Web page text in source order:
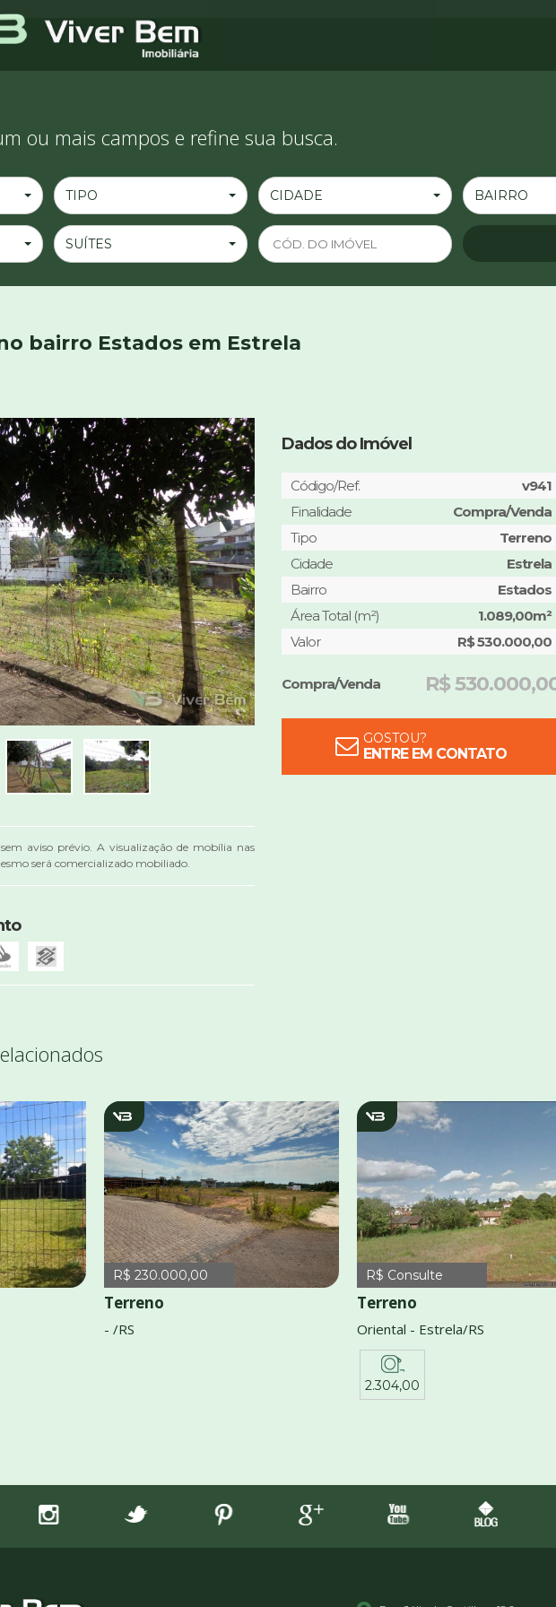
ou mais campos e refine sua busca.
TIPO CIDADE BAIRRO
SUÍTES
bairro Estados em Estrela
aviso prévio. A visualização de mobília nas
será comercializado mobiliado.
Dados do Imóvel
Código/Ref.
v941
Finalidade
Compra/Venda
Tipo
Terreno
Cidade
Estrela
Bairro
Estados
Área Total (m²)
1.089,00m²
Valor
R$ 530.000,00
Compra/Venda R$
GOSTOU?
ENTRE EM CONTATO
v2984
R$ 230.000,00
Terreno
- /RS
v390
R$ Consulte
Terreno
Oriental - Estrela/RS
2.304,00